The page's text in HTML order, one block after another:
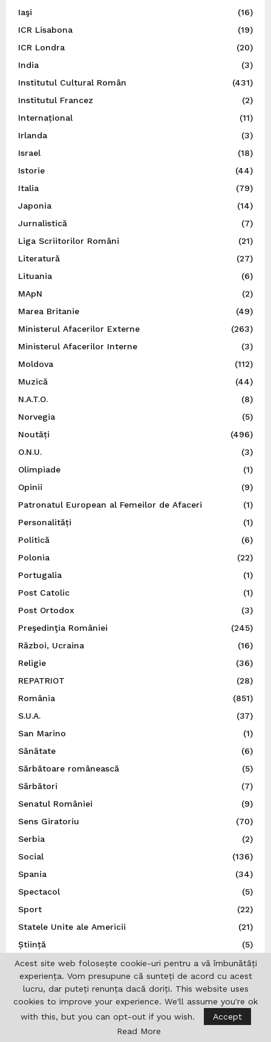
Iaşi
(16)
ICR Lisabona
(19)
ICR Londra
(20)
India
(3)
Institutul Cultural Român
(431)
Institutul Francez
(2)
Internațional
(11)
Irlanda
(3)
Israel
(18)
Istorie
(44)
Italia
(79)
Japonia
(14)
Jurnalistică
(7)
Liga Scriitorilor Români
(21)
Literatură
(27)
Lituania
(6)
MApN
(2)
Marea Britanie
(49)
Ministerul Afacerilor Externe
(263)
Ministerul Afacerilor Interne
(3)
Moldova
(112)
Muzică
(44)
N.A.T.O.
(8)
Norvegia
(5)
Noutăți
(496)
O.N.U.
(3)
Olimpiade
(1)
Opinii
(9)
Patronatul European al Femeilor de Afaceri
(1)
Personalități
(1)
Politică
(6)
Polonia
(22)
Portugalia
(1)
Post Catolic
(1)
Post Ortodox
(3)
Preşedinţia României
(245)
Război, Ucraina
(16)
Religie
(36)
REPATRIOT
(28)
România
(851)
S.U.A.
(37)
San Marino
(1)
Sănătate
(6)
Sărbătoare românească
(5)
Sărbători
(7)
Senatul României
(9)
Sens Giratoriu
(70)
Serbia
(2)
Social
(136)
Spania
(34)
Spectacol
(5)
Sport
(22)
Statele Unite ale Americii
(21)
Știință
(5)
Suedia
(14)
Ţările de Jos
(7)
Teatru
Traducător autorizat
Acest site web folosește cookie-uri pentru a vă îmbunătăți
experiența. Vom presupune că sunteți de acord cu acest
lucru, dar puteți renunța dacă doriți. This website uses
cookies to improve your experience. We'll assume you're ok
with this, but you can opt-out if you wish.
Accept
Read More